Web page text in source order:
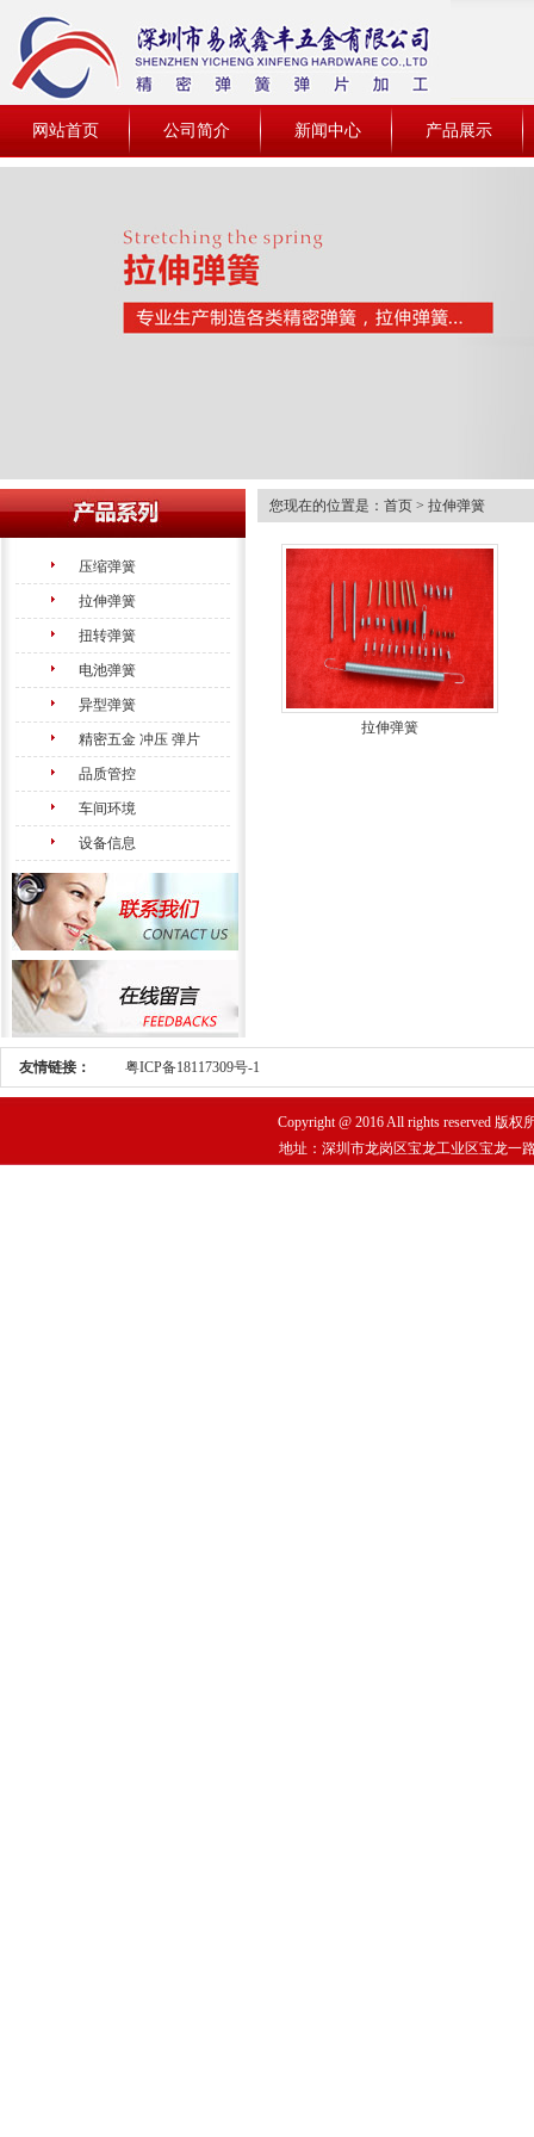
网站首页 公司简介 新闻中心 产品展示
压缩弹簧
拉伸弹簧
扭转弹簧
电池弹簧
异型弹簧
精密五金 冲压 弹片
品质管控
车间环境
设备信息
您现在的位置是： 首页 > 拉伸弹簧
拉伸弹簧
友情链接： 粤ICP备18117309号-1
Copyright @ 2016 All rights reserved 版
地址：深圳市龙岗区宝龙工业区宝龙一